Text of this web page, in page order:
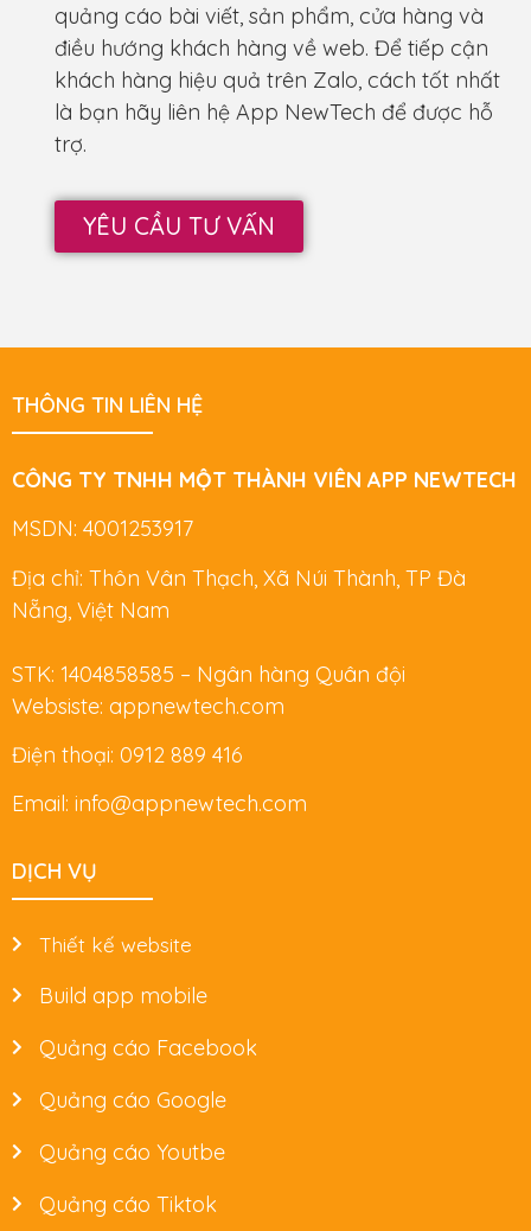
quảng cáo bài viết, sản phẩm, cửa hàng và
điều hướng khách hàng về web. Để tiếp cận
khách hàng hiệu quả trên Zalo, cách tốt nhất
là bạn hãy liên hệ App NewTech để được hỗ
trợ.
YÊU CẦU TƯ VẤN
THÔNG TIN LIÊN HỆ
CÔNG TY TNHH MỘT THÀNH VIÊN APP NEWTECH
MSDN: 4001253917
Địa chỉ: Thôn Vân Thạch, Xã Núi Thành, TP Đà
Nẵng, Việt Nam
STK: 1404858585 – Ngân hàng Quân đội
Websiste: appnewtech.com
Điện thoại: 0912 889 416
Email: info@appnewtech.com
DỊCH VỤ
Thiết kế website
Build app mobile
Quảng cáo Facebook
Quảng cáo Google
Quảng cáo Youtbe
Quảng cáo Tiktok